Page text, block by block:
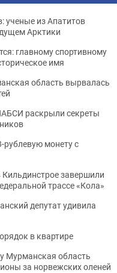
ученые из Апатитов
Арктики
главному спортивному
имя
область вырвалась
раскрыли секреты
рублевую монету с
завершили
трассе «Кола»
депутат удивила
в квартире
Мурманская область
за норвежских оленей